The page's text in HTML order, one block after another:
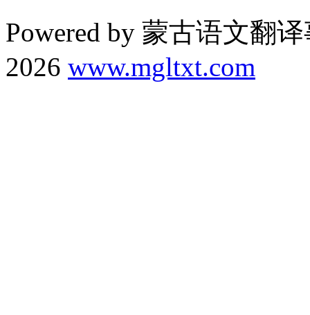
Powered by 蒙古语文翻
2026 www.mgltxt.com